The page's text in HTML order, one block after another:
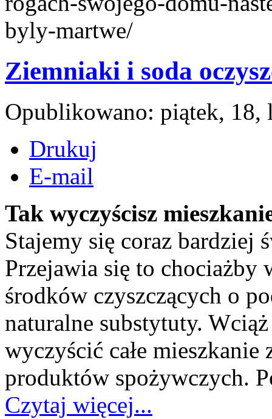
byly-martwe/
Ziemniaki i soda
Opublikowano: piątek,
Drukuj
E-mail
Tak wyczyścisz
Stajemy się coraz bardziej
Przejawia się to chociażby
środków czyszczących o
naturalne substytuty.
wyczyścić całe
produktów spożywczych.
Czytaj więcej...